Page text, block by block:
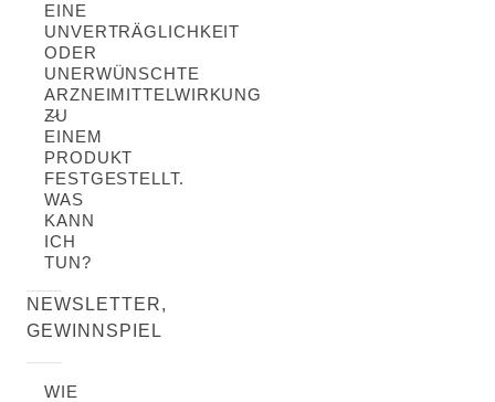
EINE
UNVERTRÄGLICHKEIT
ODER
UNERWÜNSCHTE
ARZNEIMITTELWIRKUNG
ZU
EINEM
PRODUKT
FESTGESTELLT.
WAS
KANN
ICH
TUN?
NEWSLETTER,
GEWINNSPIEL
WIE